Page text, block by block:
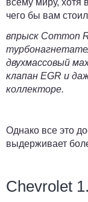
чего бы вам
впрыск Common
двухмассовый
клапан EGR и
коллекторе.
Однако все это
выдерживает
Chevrolet